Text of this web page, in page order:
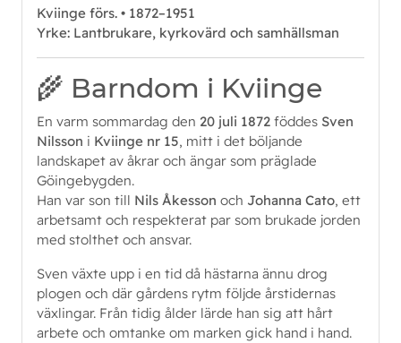
Kviinge förs. • 1872–1951
Yrke: Lantbrukare, kyrkovärd och samhällsman
🌾 Barndom i Kviinge
En varm sommardag den 20 juli 1872 föddes Sven
Nilsson i Kviinge nr 15, mitt i det böljande
landskapet av åkrar och ängar som präglade
Göingebygden.
Han var son till Nils Åkesson och Johanna Cato, ett
arbetsamt och respekterat par som brukade jorden
med stolthet och ansvar.
Sven växte upp i en tid då hästarna ännu drog
plogen och där gårdens rytm följde årstidernas
växlingar. Från tidig ålder lärde han sig att hårt
arbete och omtanke om marken gick hand i hand.